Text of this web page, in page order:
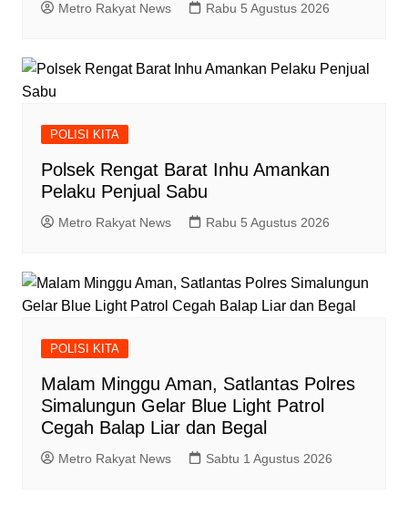
Metro Rakyat News Rabu 5 Agustus 2026
POLISI KITA
Polsek Rengat Barat Inhu Amankan
Pelaku Penjual Sabu
Metro Rakyat News Rabu 5 Agustus 2026
POLISI KITA
Malam Minggu Aman, Satlantas Polres
Simalungun Gelar Blue Light Patrol
Cegah Balap Liar dan Begal
Metro Rakyat News Sabtu 1 Agustus 2026